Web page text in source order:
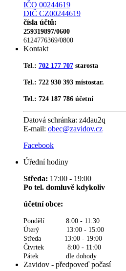
IČO 00244619
DIČ CZ00244619
čísla účtů:
259319897/0600
6124776369/0800
Kontakt
Tel.: 702 177 707 starosta
Tel.: 722 930 393 místostar.
Tel.: 724 187 786 účetní
Datová schránka: z4dau2q
E-mail: obec@zavidov.cz
Facebook
Úřední hodiny
Středa: 17:00 - 19:00
Po tel. domluvě kdykoliv
účetní obce:
Pondělí 8:00 - 11:30
Úterý 13:00 - 15:00
Středa 13:00 - 19:00
Čtvrtek 8:00 - 11:00
Pátek dle dohody
Zavidov - předpoveď počasí